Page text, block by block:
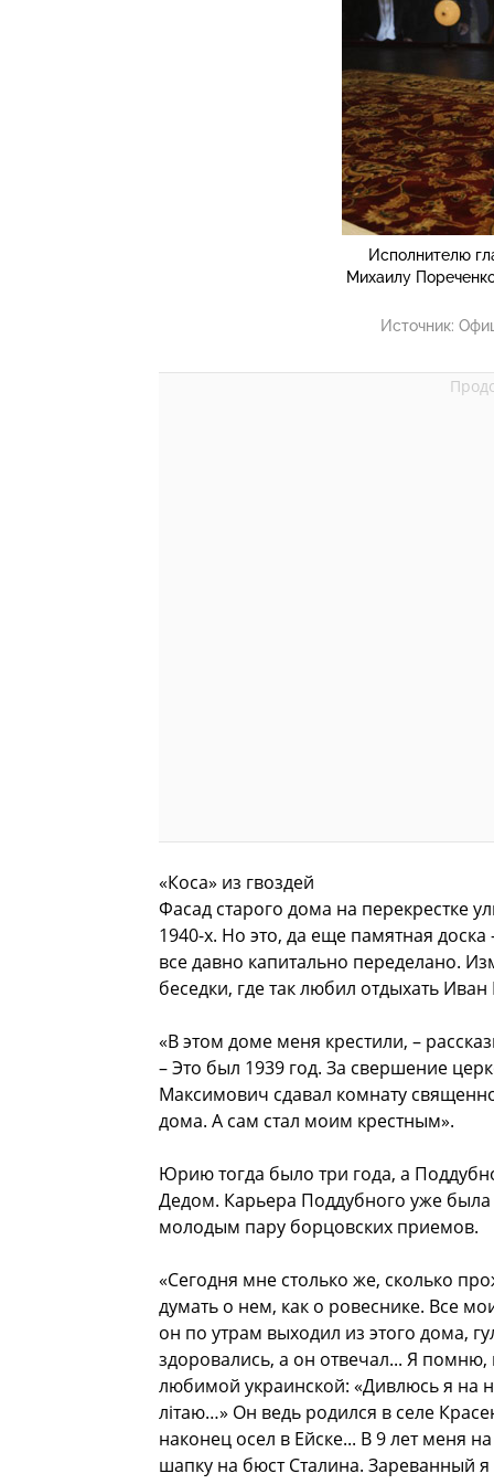
Исполнителю
Михаилу
Источник:
«Коса» из гвоздей
Фасад старого дома на перекрестке
1940-х. Но это, да еще памятная
все давно капитально переделано.
беседки, где так любил отдыхать
«В этом доме меня крестили, –
– Это был 1939 год. За свершение
Максимович сдавал комнату
дома. А сам стал моим крестным».
Юрию тогда было три года, а
Дедом. Карьера Поддубного уже была
молодым пару борцовских приемов.
«Сегодня мне столько же, сколько
думать о нем, как о ровеснике. Все
он по утрам выходил из этого дома,
здоровались, а он отвечал... Я
любимой украинской: «Дивлюсь я на
лiтаю…» Он ведь родился в селе
наконец осел в Ейске... В 9 лет меня
шапку на бюст Сталина. Зареванный